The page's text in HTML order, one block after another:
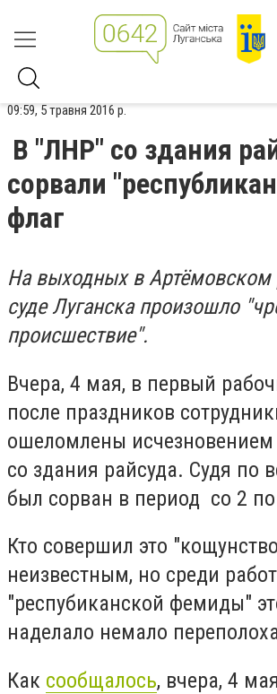
09:59, 5 травня 2016 р.
В "ЛНР" со здания
сорвали
флаг
На выходных в Артёмовском
суде Луганска произошло
происшествие".
Вчера, 4 мая, в первый
после праздников
ошеломлены
со здания райсуда. Судя по
был сорван в период со 2
Кто совершил это
неизвестным, но среди
"респубиканской фемиды"
наделало немало
Как сообщалось, вчера, 4